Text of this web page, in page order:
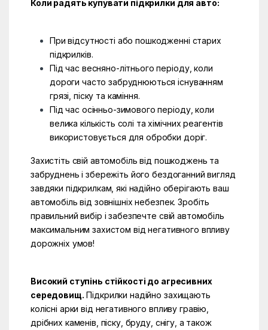
Коли радять купувати підкрилки для авто:
При відсутності або пошкодженні старих
підкрилків.
Під час весняно-літнього періоду, коли
дороги часто забруднюються існуванням
грязі, піску та каміння.
Під час осінньо-зимового періоду, коли
велика кількість солі та хімічних реагентів
використовується для обробки доріг.
Захистіть свій автомобіль від пошкоджень та
забруднень і збережіть його бездоганний вигляд
завдяки підкрилкам, які надійно оберігають ваш
автомобіль від зовнішніх небезпек. Зробіть
правильний вибір і забезпечте свій автомобіль
максимальним захистом від негативного впливу
дорожніх умов!
Високий ступінь стійкості до агресивних
середовищ. Підкрилки надійно захищають
колісні арки від негативного впливу гравію,
дрібних каменів, піску, бруду, снігу, а також